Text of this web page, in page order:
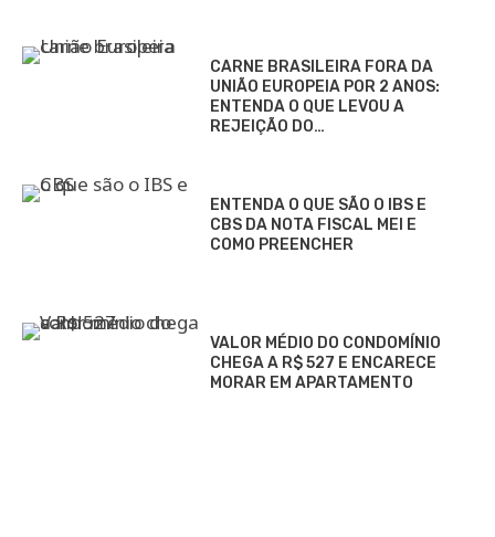
CARNE BRASILEIRA FORA DA
UNIÃO EUROPEIA POR 2 ANOS:
ENTENDA O QUE LEVOU A
REJEIÇÃO DO…
ENTENDA O QUE SÃO O IBS E
CBS DA NOTA FISCAL MEI E
COMO PREENCHER
VALOR MÉDIO DO CONDOMÍNIO
CHEGA A R$ 527 E ENCARECE
MORAR EM APARTAMENTO